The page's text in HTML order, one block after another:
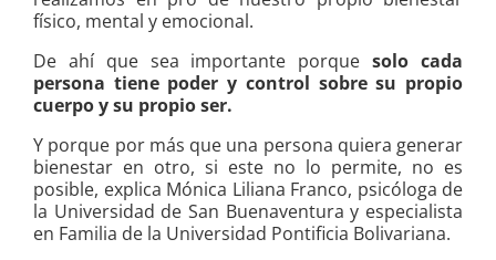
físico, mental y emocional.
De ahí que sea importante porquesolo cada
persona tiene poder y control sobre su propio
cuerpo y su propio ser.
Y porque por más que una persona quiera generar
bienestar en otro, si este no lo permite, no es
posible, explica Mónica Liliana Franco, psicóloga de
la Universidad de San Buenaventura y especialista
en Familia de la Universidad Pontificia Bolivariana.